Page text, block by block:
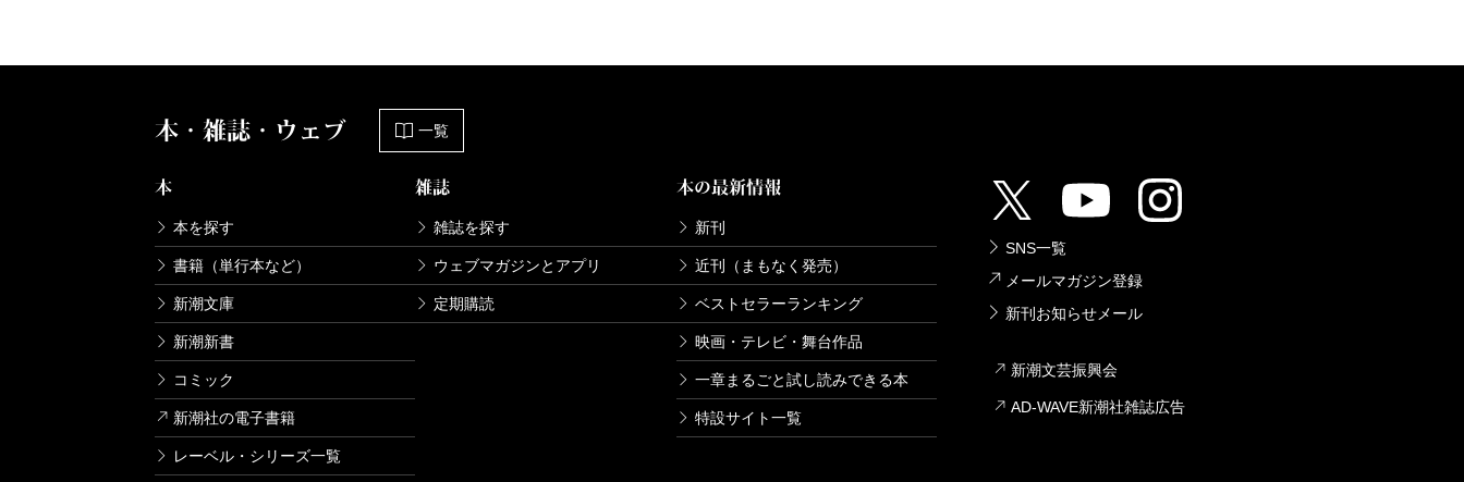
本・雑誌・ウェブ 一覧
本
本を探す
書籍（単行本など）
新潮文庫
新潮新書
コミック
新潮社の電子書籍
レーベル・シリーズ一覧
雑誌
雑誌を探す
ウェブマガジンとアプリ
定期購読
本の最新情報
新刊
近刊（まもなく発売）
ベストセラーランキング
映画・テレビ・舞台作品
一章まるごと試し読みできる本
特設サイト一覧
SNS一覧
メールマガジン登録
新刊お知らせメール
新潮文芸振興会
AD-WAVE新潮社雑誌広告